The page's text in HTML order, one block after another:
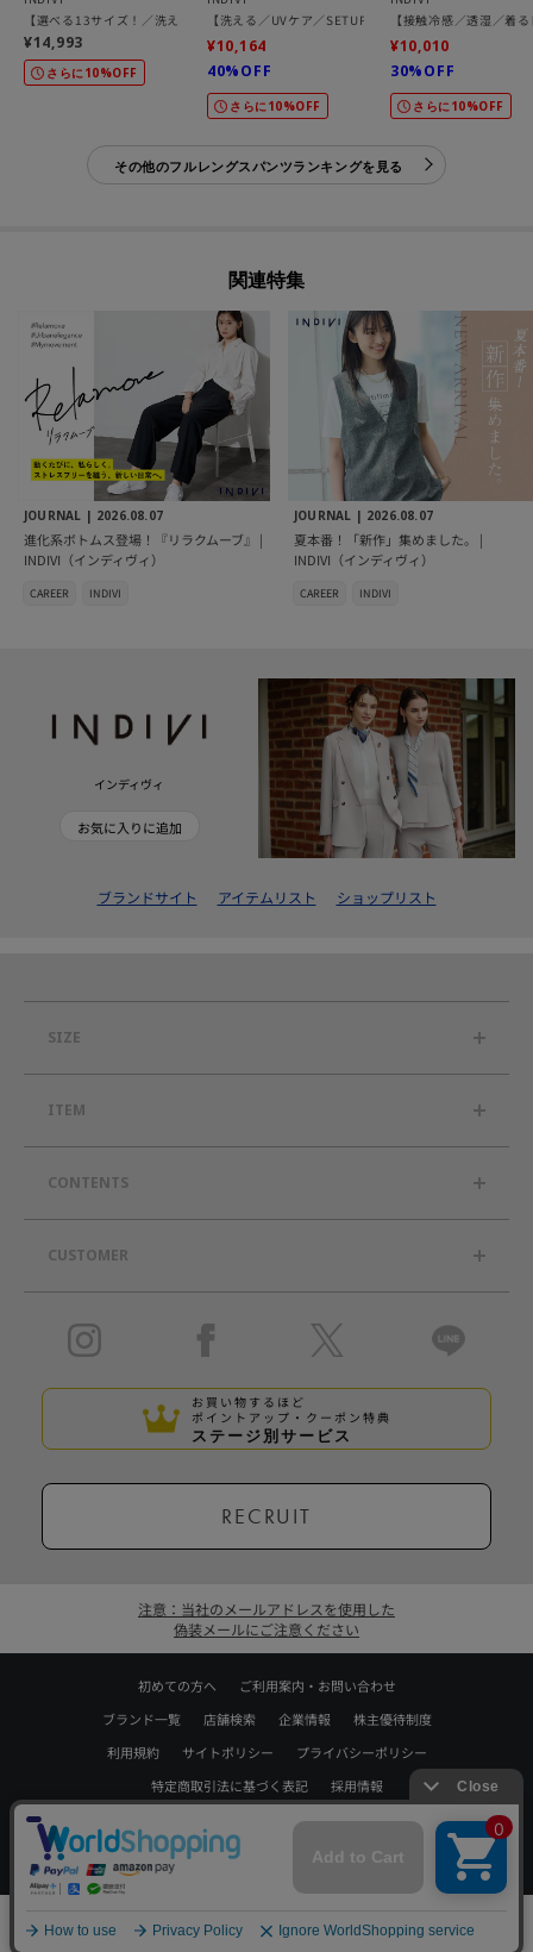
【選べる13サイズ！／洗える】ウエストゴムタックテーパード褒められパンツ
¥14,993
さらに10%OFF
【洗える／UVケア／SETUP可能】サッカー素材ストレ
¥10,164
40%OFF
さらに10%OFF
【接触冷感／透湿／着
¥10,010
30%OFF
さらに10%OFF
その他のフルレングスパンツランキングを見る
関連特集
JOURNAL | 2026.08.07
進化系ボトムス登場！『リラクムーブ』 |
INDIVI（インディヴィ）
CAREER INDIVI
JOURNAL | 2026.08.07
夏本番！「新作」集めました。 |
INDIVI（インディヴィ）
CAREER INDIVI
インディヴィ
お気に入りに追加
ブランドサイト アイテムリスト ショップリスト
SIZE
ITEM
CONTENTS
CUSTOMER
お買い物するほど
ポイントアップ・クーポン特典
ステージ別サービス
RECRUIT
注意：当社のメールアドレスを使用した
偽装メールにご注意ください
初めての方へ
ご利用案内・お問い合わせ
ブランド一覧
店舗検索 企業情報
株主優待制度
利用規約
サイトポリシー
プライバシーポリシー
特定商取引法に基づく表記
採用情報
Copyrights © WORLD CO.,LTD. All rights reserved.
スマートフォン ｜PC